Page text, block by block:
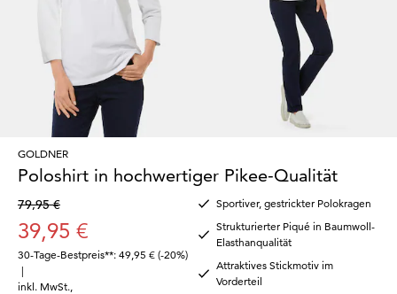
GOLDNER
Poloshirt in hochwertiger Pikee-Qualität
79,95 €
39,95 €
30-Tage-Bestpreis**: 49,95 € (-20%)
|
inkl. MwSt.
Sportiver, gestrickter Polokragen
Strukturierter Piqué in Baumwoll-
Elasthanqualität
Attraktives Stickmotiv im
Vorderteil